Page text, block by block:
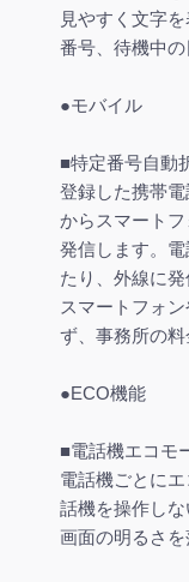
見やすく文字
番号、待機中の
●モバイル
■特定番号自動
登録した携帯
からスマート
発信します。
たり、外線に発
スマートフォ
ず、事務所の料
●ECO機能
■電話機エコモ
電話機ごとに
話機を操作し
画面の明るさを